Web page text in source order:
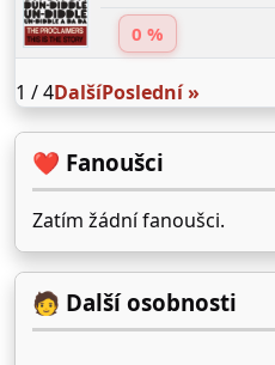
0 %
1 / 4DalšíPoslední »
❤️ Fanoušci
Zatím žádní fanoušci.
🧑 Další osobnosti